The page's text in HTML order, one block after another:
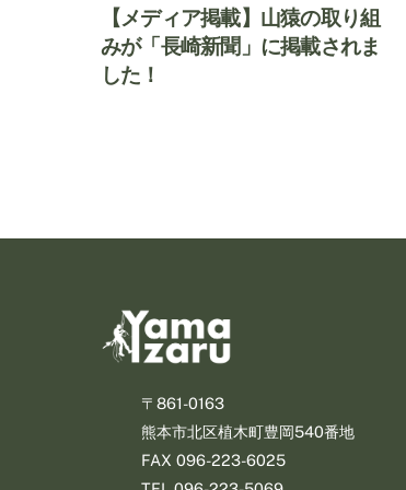
【メディア掲載】山猿の取り組
みが「長崎新聞」に掲載されま
した！
〒861-0163
熊本市北区植木町豊岡540番地
​FAX 096-223-6025